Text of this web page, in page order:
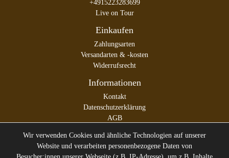
+4915223283699
Live on Tour
Einkaufen
Zahlungsarten
Versandarten & -kosten
Widerrufsrecht
Informationen
Kontakt
Datenschutzerklärung
AGB
Wir verwenden Cookies und ähnliche Technologien auf unserer
Website und verarbeiten personenbezogene Daten von